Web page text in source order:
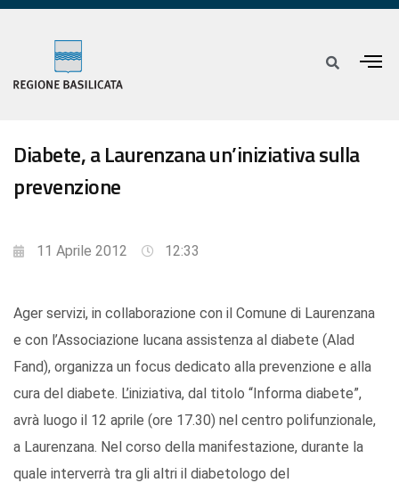
Diabete, a Laurenzana un’iniziativa sulla
prevenzione
11 Aprile 2012 12:33
Ager servizi, in collaborazione con il Comune di Laurenzana
e con l’Associazione lucana assistenza al diabete (Alad
Fand), organizza un focus dedicato alla prevenzione e alla
cura del diabete. L’iniziativa, dal titolo “Informa diabete”,
avrà luogo il 12 aprile (ore 17.30) nel centro polifunzionale,
a Laurenzana. Nel corso della manifestazione, durante la
quale interverrà tra gli altri il diabetologo del